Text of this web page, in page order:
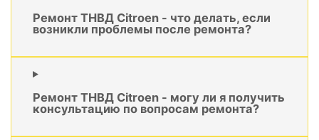
Ремонт ТНВД Citroen - что делать, если
возникли проблемы после ремонта?
Ремонт ТНВД Citroen - могу ли я получить
консультацию по вопросам ремонта?